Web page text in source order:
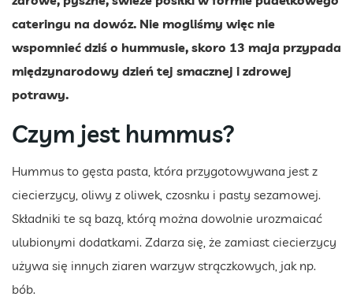
cateringu na dowóz. Nie mogliśmy więc nie
wspomnieć dziś o hummusie, skoro 13 maja przypada
międzynarodowy dzień tej smacznej i zdrowej
potrawy.
Czym jest hummus?
Hummus to gęsta pasta, która przygotowywana jest z
ciecierzycy, oliwy z oliwek, czosnku i pasty sezamowej.
Składniki te są bazą, którą można dowolnie urozmaicać
ulubionymi dodatkami. Zdarza się, że zamiast ciecierzycy
używa się innych ziaren warzyw strączkowych, jak np.
bób.